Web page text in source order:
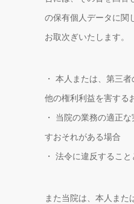
の保有個人データに関
お取次ぎいたします。
・ 本人または、第三
他の権利利益を害する
・ 当院の業務の適正
すおそれがある場合
・ 法令に違反するこ
また当院は、本人また